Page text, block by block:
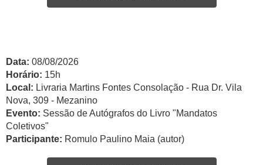
Data: 08/08/2026
Horário: 15h
Local: Livraria Martins Fontes Consolação - Rua Dr. Vila
Nova, 309 - Mezanino
Evento: Sessão de Autógrafos do Livro "Mandatos
Coletivos"
Participante: Romulo Paulino Maia (autor)